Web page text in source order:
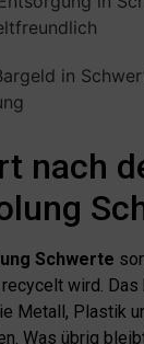
nach
Schwerte
wird.
Metall, Plastik
Was übrig